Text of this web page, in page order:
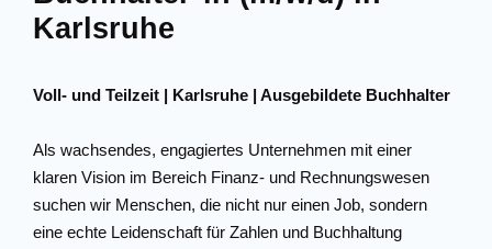
Karlsruhe
Voll- und Teilzeit | Karlsruhe | Ausgebildete Buchhalter
Als wachsendes, engagiertes Unternehmen mit einer
klaren Vision im Bereich Finanz- und Rechnungswesen
suchen wir Menschen, die nicht nur einen Job, sondern
eine echte Leidenschaft für Zahlen und Buchhaltung